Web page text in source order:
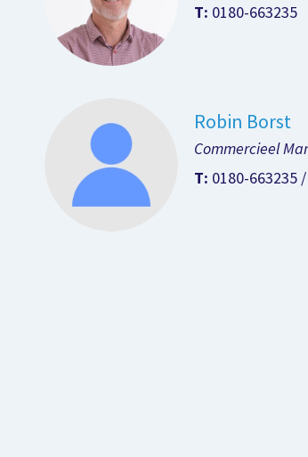
T: 0180-663235
Robin Borst
Commercieel
T: 0180-663235